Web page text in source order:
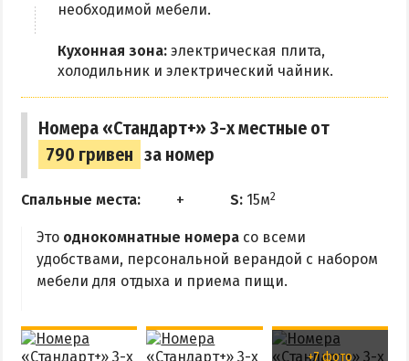
необходимой мебели.
Кухонная зона: электрическая плита,
холодильник и электрический чайник.
Номера «Стандарт+» 3-х местные от
790 гривен за номер
Спальные места: S: 15м2
Это однокомнатные номера со всеми
удобствами, персональной верандой с набором
мебели для отдыха и приема пищи.
+7 фото